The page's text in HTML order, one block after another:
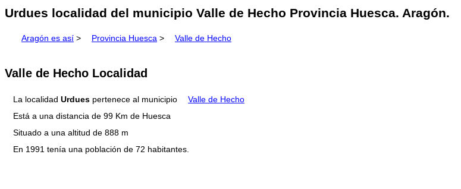
Urdues localidad del municipio Valle de Hecho Provincia Huesca. Aragón.
Aragón es así > Provincia Huesca > Valle de Hecho
Valle de Hecho Localidad
La localidad Urdues pertenece al municipio
Valle de Hecho
Está a una distancia de 99 Km de Huesca
Situado a una altitud de 888 m
En 1991 tenía una población de 72 habitantes.